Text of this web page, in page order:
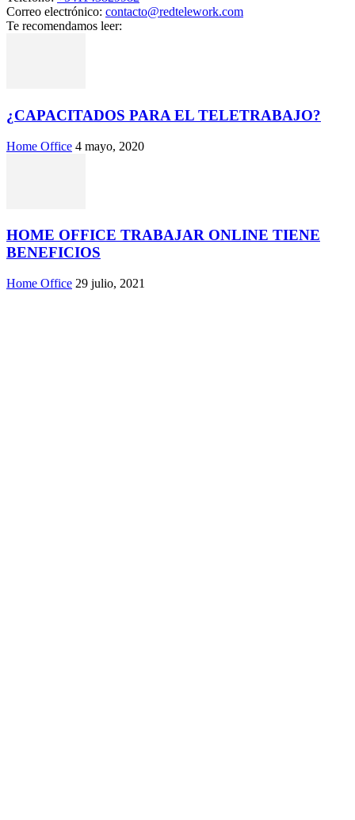
Correo electrónico: contacto@redtelework.com
Te recomendamos leer:
¿CAPACITADOS PARA EL TELETRABAJO?
Home Office 4 mayo, 2020
HOME OFFICE TRABAJAR ONLINE TIENE
BENEFICIOS
Home Office 29 julio, 2021